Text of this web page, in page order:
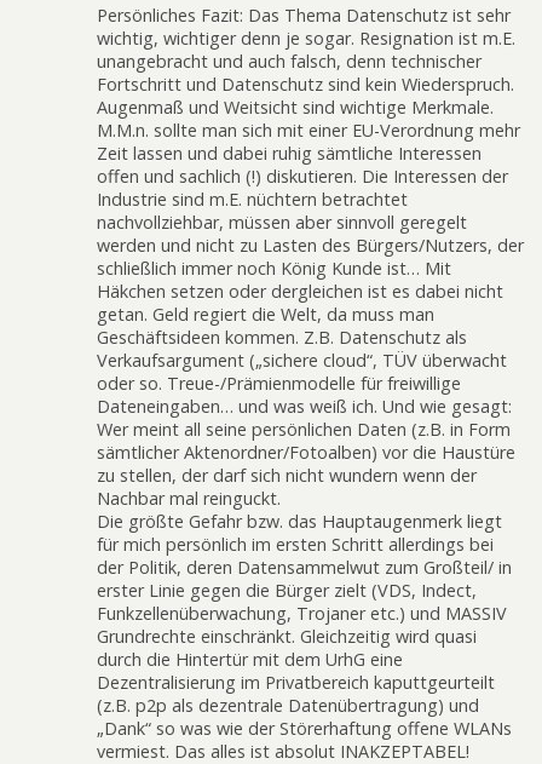
Persönliches Fazit: Das Thema Datenschutz ist sehr
wichtig, wichtiger denn je sogar. Resignation ist m.E.
unangebracht und auch falsch, denn technischer
Fortschritt und Datenschutz sind kein Wiederspruch.
Augenmaß und Weitsicht sind wichtige Merkmale.
M.M.n. sollte man sich mit einer EU-Verordnung mehr
Zeit lassen und dabei ruhig sämtliche Interessen
offen und sachlich (!) diskutieren. Die Interessen der
Industrie sind m.E. nüchtern betrachtet
nachvollziehbar, müssen aber sinnvoll geregelt
werden und nicht zu Lasten des Bürgers/Nutzers, der
schließlich immer noch König Kunde ist… Mit
Häkchen setzen oder dergleichen ist es dabei nicht
getan. Geld regiert die Welt, da muss man
Geschäftsideen kommen. Z.B. Datenschutz als
Verkaufsargument („sichere cloud“, TÜV überwacht
oder so. Treue-/Prämienmodelle für freiwillige
Dateneingaben… und was weiß ich. Und wie gesagt:
Wer meint all seine persönlichen Daten (z.B. in Form
sämtlicher Aktenordner/Fotoalben) vor die Haustüre
zu stellen, der darf sich nicht wundern wenn der
Nachbar mal reinguckt.
Die größte Gefahr bzw. das Hauptaugenmerk liegt
für mich persönlich im ersten Schritt allerdings bei
der Politik, deren Datensammelwut zum Großteil/ in
erster Linie gegen die Bürger zielt (VDS, Indect,
Funkzellenüberwachung, Trojaner etc.) und MASSIV
Grundrechte einschränkt. Gleichzeitig wird quasi
durch die Hintertür mit dem UrhG eine
Dezentralisierung im Privatbereich kaputtgeurteilt
(z.B. p2p als dezentrale Datenübertragung) und
„Dank“ so was wie der Störerhaftung offene WLANs
vermiest. Das alles ist absolut INAKZEPTABEL!